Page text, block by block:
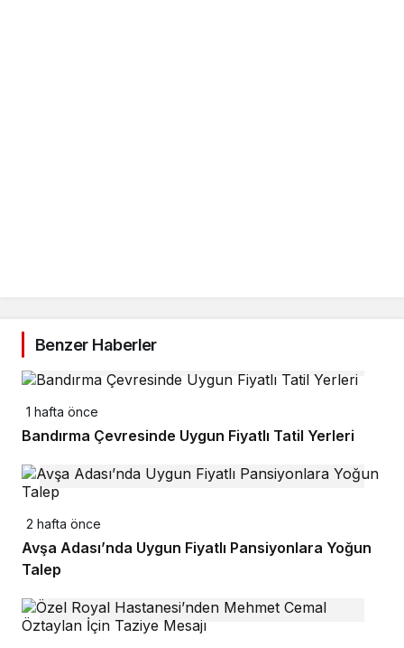
Benzer Haberler
1 hafta önce
Bandırma Çevresinde Uygun Fiyatlı Tatil Yerleri
2 hafta önce
Avşa Adası’nda Uygun Fiyatlı Pansiyonlara Yoğun
Talep